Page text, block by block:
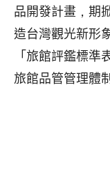
品開發計畫，期
造台灣觀光新形
「旅館評鑑標
旅館品管管理體